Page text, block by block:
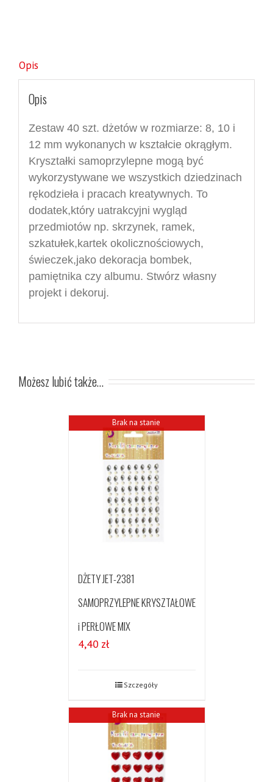
Opis
Opis
Zestaw 40 szt. dżetów w rozmiarze: 8, 10 i
12 mm wykonanych w kształcie okrągłym.
Kryształki samoprzylepne mogą być
wykorzystywane we wszystkich dziedzinach
rękodzieła i pracach kreatywnych. To
dodatek,który uatrakcyjni wygląd
przedmiotów np. skrzynek, ramek,
szkatułek,kartek okolicznościowych,
świeczek,jako dekoracja bombek,
pamiętnika czy albumu. Stwórz własny
projekt i dekoruj.
Możesz lubić także…
Brak na stanie
DŻETY JET-2381
SAMOPRZYLEPNE KRYSZTAŁOWE
i PERŁOWE MIX
4,40 zł
Szczegóły
Brak na stanie